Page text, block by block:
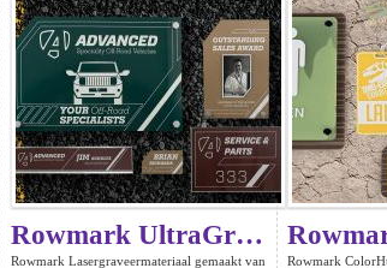
Rowmark UltraGrave Matt & Satin
Rowmark Lasergraveermateriaal gemaakt van
Rowmark